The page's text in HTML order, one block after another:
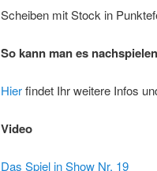
Scheiben mit Stock in
So kann man es
Hierfindet Ihr weitere Infos
Video
Das Spiel in Show Nr. 19